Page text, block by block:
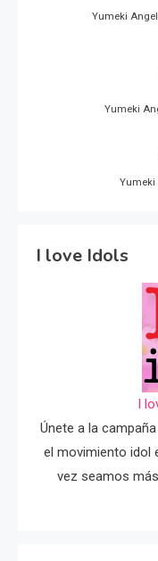
Yumeki
Yumeki
Yumeki
I love Idols
I
Únete a la
el movimiento idol
vez seamos